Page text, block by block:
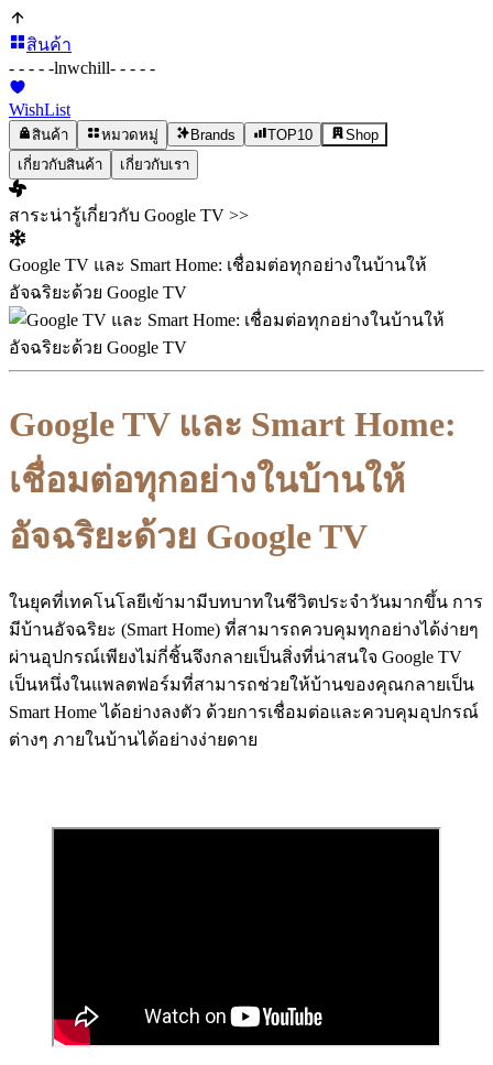
สินค้า
- - - - -lnwchill- - - - -
WishList
สินค้า หมวดหมู่ Brands TOP10
Shop
เกี่ยวกับสินค้า
เกี่ยวกับเรา
สาระน่ารู้เกี่ยวกับ Google TV >>
Google TV และ Smart Home: เชื่อมต่อทุกอย่างในบ้านให้
อัจฉริยะด้วย Google TV
Google TV และ Smart Home:
เชื่อมต่อทุกอย่างในบ้านให้
อัจฉริยะด้วย Google TV
ในยุคที่เทคโนโลยีเข้ามามีบทบาทในชีวิตประจำวันมากขึ้น การ
มีบ้านอัจฉริยะ (Smart Home) ที่สามารถควบคุมทุกอย่างได้ง่ายๆ
ผ่านอุปกรณ์เพียงไม่กี่ชิ้นจึงกลายเป็นสิ่งที่น่าสนใจ Google TV
เป็นหนึ่งในแพลตฟอร์มที่สามารถช่วยให้บ้านของคุณกลายเป็น
Smart Home ได้อย่างลงตัว ด้วยการเชื่อมต่อและควบคุมอุปกรณ์
ต่างๆ ภายในบ้านได้อย่างง่ายดาย